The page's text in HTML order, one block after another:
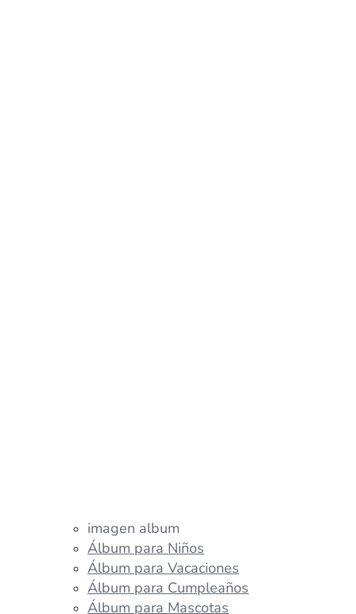
imagen album
Álbum para Niños
Álbum para Vacaciones
Álbum para Cumpleaños
Álbum para Mascotas